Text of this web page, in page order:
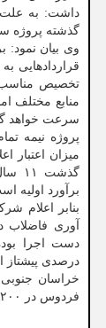
داشت: به علت
گذشته پروژه
وی بیان نمود:
تخصیص
سرعت خواهد
پروژه نیمه
میزان اعتبار
برآورد اولیه
بنابر اعلام
آوری فاضلاب
درصدی پیشتاز
فردوس در ۲۰۰ کیلومتری شمال بیرجند است.